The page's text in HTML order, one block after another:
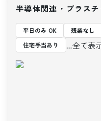
半導体関連・プラス
平日のみ OK 残業なし
住宅手当あり
...全て表